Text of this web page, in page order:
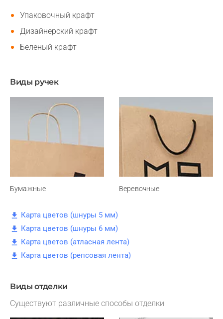
Упаковочный крафт
Дизайнерский крафт
Беленый крафт
Виды ручек
Бумажные Веревочные
Карта цветов (шнуры 5 мм)
Карта цветов (шнуры 6 мм)
Карта цветов (атласная лента)
Карта цветов (репсовая лента)
Виды отделки
Существуют различные способы отделки